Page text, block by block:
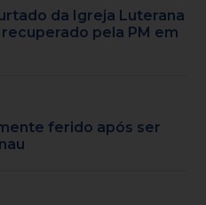
da Igreja Luterana
pela PM em
ferido após ser